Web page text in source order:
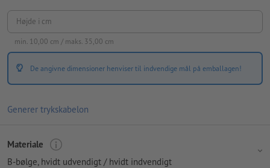
Højde i cm
min. 10,00 cm / maks. 35,00 cm
De angivne dimensioner henviser til indvendige mål på emballagen!
Generer trykskabelon
Materiale
B-bølge, hvidt udvendigt / hvidt indvendigt